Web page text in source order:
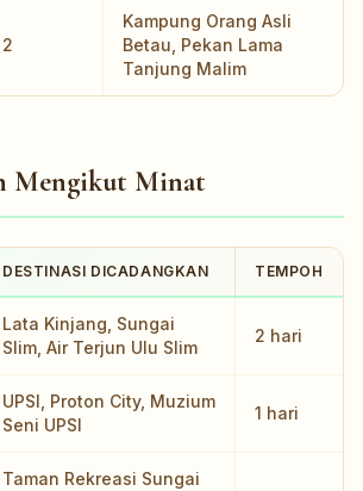
2
Kampung Orang Asli
Betau, Pekan Lama
Tanjung Malim
Mengikut Minat
DESTINASI DICADANGKAN TEMPOH
Lata Kinjang, Sungai
Slim, Air Terjun Ulu Slim
2 hari
UPSI, Proton City, Muzium
Seni UPSI
1 hari
Taman Rekreasi Sungai